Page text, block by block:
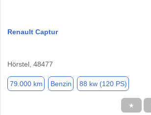
Renault Captur
Hörstel, 48477
79.000 km Benzin 88 kw (120 PS)
★